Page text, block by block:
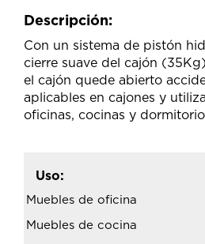
Descripción:
Con un sistema de pistón
cierre suave del cajón
el cajón quede abierto
aplicables en cajones y
oficinas, cocinas y
Uso:
Muebles de oficina
Muebles de cocina